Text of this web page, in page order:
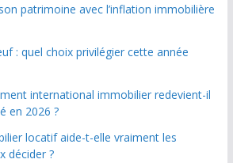
patrimoine avec l’inflation immobilière
: quel choix privilégier cette année
international immobilier redevient-il
en 2026 ?
locatif aide-t-elle vraiment les
décider ?